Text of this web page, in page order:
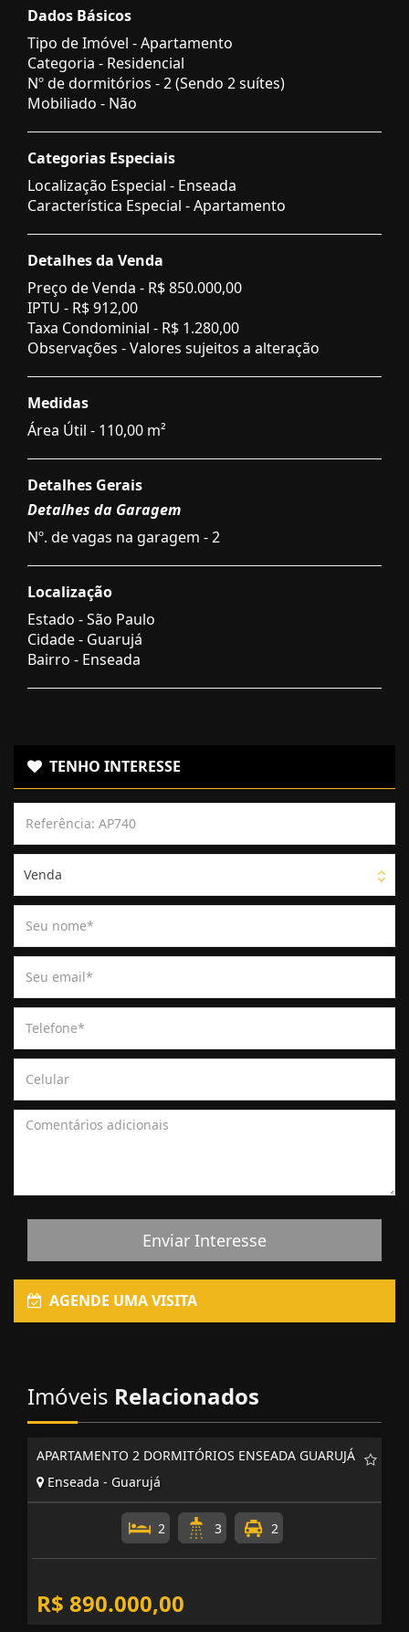
Dados Básicos
Tipo de Imóvel - Apartamento
Categoria - Residencial
Nº de dormitórios - 2 (Sendo 2 suítes)
Mobiliado - Não
Categorias Especiais
Localização Especial - Enseada
Característica Especial - Apartamento
Detalhes da Venda
Preço de Venda - R$ 850.000,00
IPTU - R$ 912,00
Taxa Condominial - R$ 1.280,00
Observações - Valores sujeitos a alteração
Medidas
Área Útil - 110,00 m²
Detalhes Gerais
Detalhes da Garagem
Nº. de vagas na garagem - 2
Localização
Estado -São Paulo
Cidade - Guarujá
Bairro - Enseada
TENHO INTERESSE
Venda
Enviar Interesse
AGENDE UMA VISITA
Imóveis Relacionados
APARTAMENTO 2 DORMITÓRIOS ENSEADA GUARUJÁ
Enseada - Guarujá
2 3 2
R$ 890.000,00